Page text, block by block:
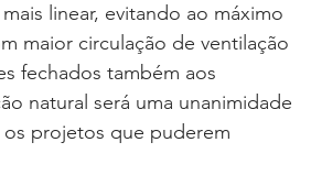
linear, evitando ao máximo
maior circulação de ventilação
fechados também aos
natural será uma unanimidade
projetos que puderem